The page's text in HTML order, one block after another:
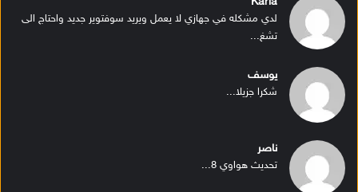
لدي مشكله في جهازي لا يعمل ويريد سوفتوير جديد واحتاج الى
تشغ...
يوسف
شكرا جزيلا...
ناصر
تحديث هواوي 8...